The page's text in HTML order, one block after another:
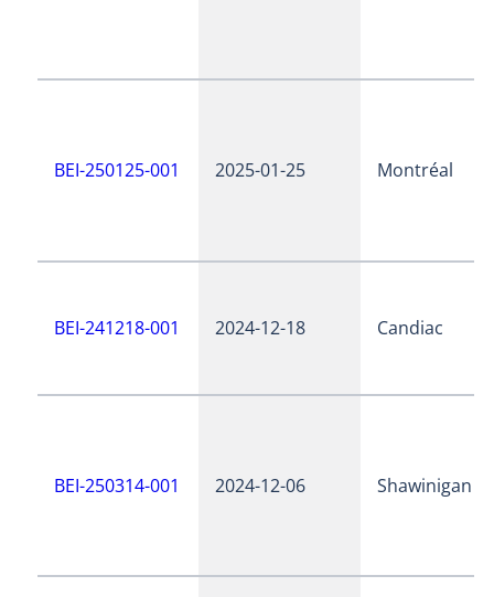
BEI-250125-001 2025-01-25 Montréal
BEI-241218-001 2024-12-18 Candiac
BEI-250314-001 2024-12-06 Shawinigan